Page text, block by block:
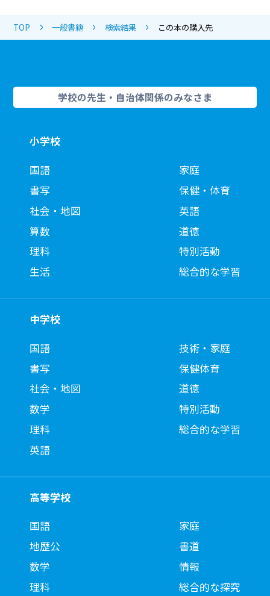
TOP 一般書籍 検索結果 この本の購入先
学校の先生・自治体関係のみなさま
小学校
国語
書写
社会・地図
算数
理科
生活
家庭
保健・体育
英語
道徳
特別活動
総合的な学習
中学校
国語
書写
社会・地図
数学
理科
英語
技術・家庭
保健体育
道徳
特別活動
総合的な学習
高等学校
国語
地歴公
数学
理科
家庭
書道
情報
総合的な探究